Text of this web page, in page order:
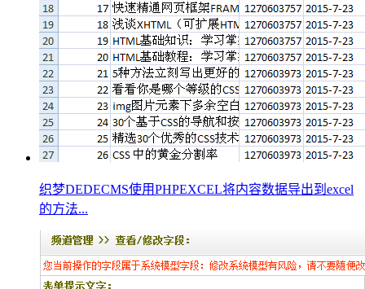
织梦DEDECMS使用PHPEXCEL将内容数据导出到excel
的方法...